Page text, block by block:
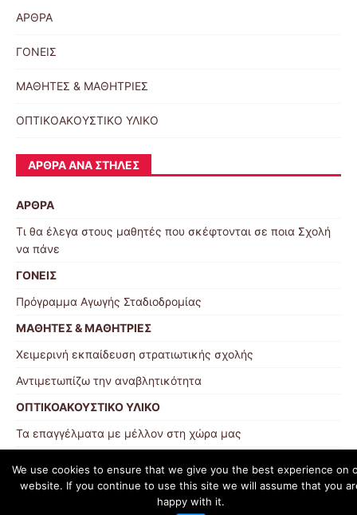
ΑΡΘΡΑ
ΓΟΝΕΙΣ
ΜΑΘΗΤΕΣ & ΜΑΘΗΤΡΙΕΣ
ΟΠΤΙΚΟΑΚΟΥΣΤΙΚΟ ΥΛΙΚΟ
ΆΡΘΡΑ ΑΝΆ ΣΤΉΛΕΣ
ΑΡΘΡΑ
Τι θα έλεγα στους μαθητές που σκέφτονται σε ποια Σχολή
να πάνε
ΓΟΝΕΙΣ
Πρόγραμμα Αγωγής Σταδιοδρομίας
ΜΑΘΗΤΕΣ & ΜΑΘΗΤΡΙΕΣ
Χειμερινή εκπαίδευση στρατιωτικής σχολής
Αντιμετωπίζω την αναβλητικότητα
ΟΠΤΙΚΟΑΚΟΥΣΤΙΚΟ ΥΛΙΚΟ
Τα επαγγέλματα με μέλλον στη χώρα μας
schoolpress.sch.gr
We use cookies to ensure that we give you the best experience on
website. If you continue to use this site we will assume that you
happy with it.